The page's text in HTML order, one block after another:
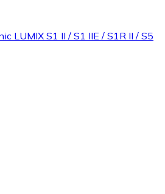
LUMIX S1 II / S1 IIE / S1R II / S5